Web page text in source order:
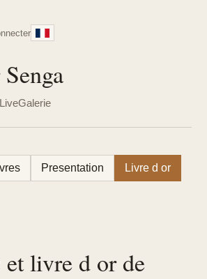
Presentation Livre d or
et livre d or de